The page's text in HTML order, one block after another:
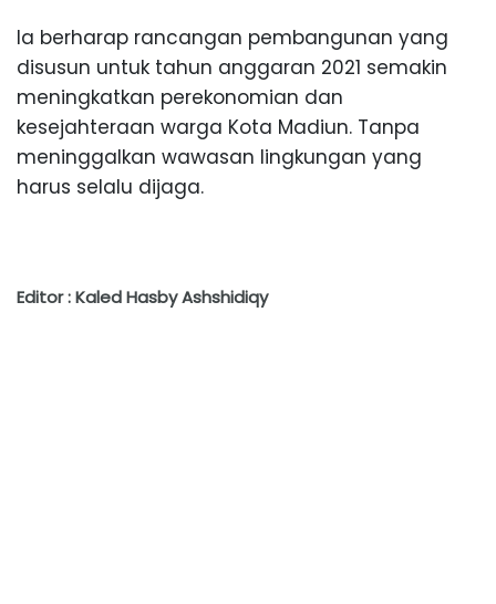
Ia berharap rancangan pembangunan yang
disusun untuk tahun anggaran 2021 semakin
meningkatkan perekonomian dan
kesejahteraan warga Kota Madiun. Tanpa
meninggalkan wawasan lingkungan yang
harus selalu dijaga.
Editor : Kaled Hasby Ashshidiqy